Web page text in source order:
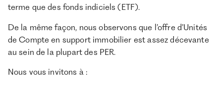
terme que des fonds indiciels (ETF).
De la même façon, nous observons que l’offre d’Unités
de Compte en support immobilier est assez décevante
au sein de la plupart des PER.
Nous vous invitons à :